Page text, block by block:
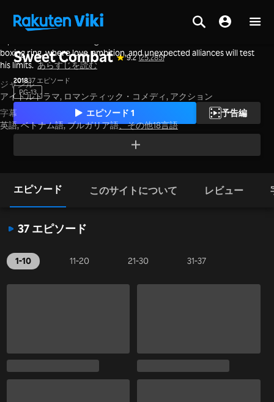
Sweet Combat 9.2 (25,285)
201837 エピソード
PG-13
エピソード 1 予告編
boxing ring, where love, ambition, and unexpected alliances will test
his limits. あらすじを読む
ジャンル
アイドルドラマ, ロマンティック・コメディ, アクション
字幕
英語, ベトナム語, ブルガリア語、その他18言語
エピソード このサイトについて レビュー
37 エピソード
1-10 11-20 21-30 31-37